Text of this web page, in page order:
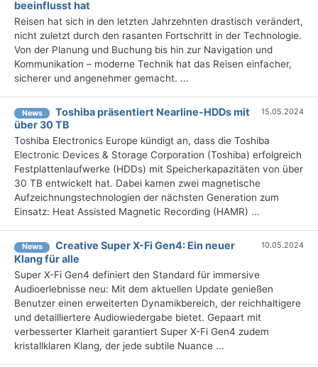
beeinflusst hat
Reisen hat sich in den letzten Jahrzehnten drastisch verändert,
nicht zuletzt durch den rasanten Fortschritt in der Technologie.
Von der Planung und Buchung bis hin zur Navigation und
Kommunikation – moderne Technik hat das Reisen einfacher,
sicherer und angenehmer gemacht. ...
News
Toshiba präsentiert Nearline-HDDs mit
über 30 TB
15.05.2024
Toshiba Electronics Europe kündigt an, dass die Toshiba
Electronic Devices & Storage Corporation (Toshiba) erfolgreich
Festplattenlaufwerke (HDDs) mit Speicherkapazitäten von über
30 TB entwickelt hat. Dabei kamen zwei magnetische
Aufzeichnungstechnologien der nächsten Generation zum
Einsatz: Heat Assisted Magnetic Recording (HAMR) ...
News
Creative Super X-Fi Gen4: Ein neuer
Klang für alle
10.05.2024
Super X-Fi Gen4 definiert den Standard für immersive
Audioerlebnisse neu: Mit dem aktuellen Update genießen
Benutzer einen erweiterten Dynamikbereich, der reichhaltigere
und detailliertere Audiowiedergabe bietet. Gepaart mit
verbesserter Klarheit garantiert Super X-Fi Gen4 zudem
kristallklaren Klang, der jede subtile Nuance ...